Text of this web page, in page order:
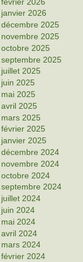
janvier 2026
décembre 2025
novembre 2025
octobre 2025
septembre 2025
juillet 2025
juin 2025
mai 2025
avril 2025
mars 2025
février 2025
janvier 2025
décembre 2024
novembre 2024
octobre 2024
septembre 2024
juillet 2024
juin 2024
mai 2024
avril 2024
mars 2024
février 2024